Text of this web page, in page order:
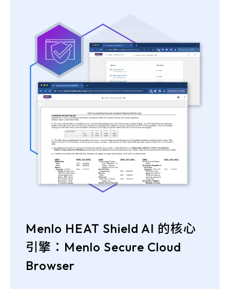
Menlo HEAT Shield AI 的核心
引擎：Menlo Secure Cloud
Browser